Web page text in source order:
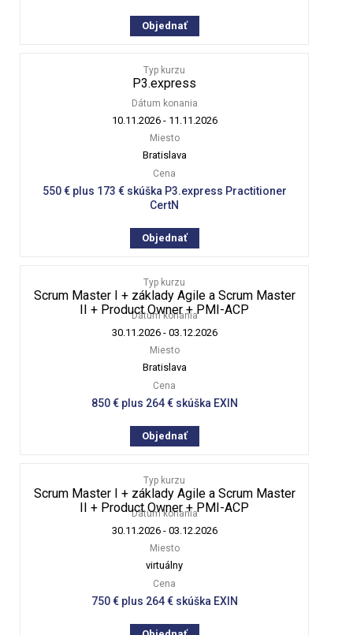
Objednať
Typ kurzu
P3.express
Dátum konania
10.11.2026- 11.11.2026
Miesto
Bratislava
Cena
550 € plus 173 € skúška P3.express Practitioner
CertN
Objednať
Typ kurzu
Scrum Master I + základy Agile a Scrum Master
II + Product Owner + PMI-ACP
Dátum konania
30.11.2026- 03.12.2026
Miesto
Bratislava
Cena
850 € plus 264 € skúška EXIN
Objednať
Typ kurzu
Scrum Master I + základy Agile a Scrum Master
II + Product Owner + PMI-ACP
Dátum konania
30.11.2026- 03.12.2026
Miesto
virtuálny
Cena
750 € plus 264 € skúška EXIN